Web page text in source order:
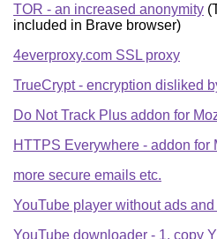
TOR - an increased anonymity
included in Brave browser)
4everproxy.com SSL proxy
TrueCrypt - encryption disliked
Do Not Track Plus addon for
HTTPS Everywhere - addon for
more secure emails etc.
YouTube player without ads
YouTube downloader - 1. copy